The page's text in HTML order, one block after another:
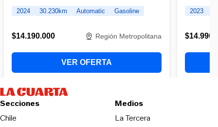
Secciones
Chile
Medios
La TerceraOpens in new